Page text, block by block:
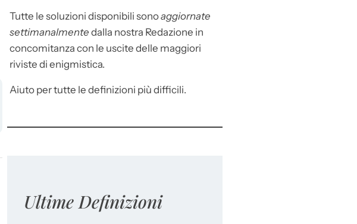
Tutte le soluzioni disponibili sonoaggiornate
settimanalmente dalla nostra Redazione in
concomitanza con le uscite delle maggiori
riviste di enigmistica.
Aiuto per tutte le definizioni più difficili.
Ultime Definizioni